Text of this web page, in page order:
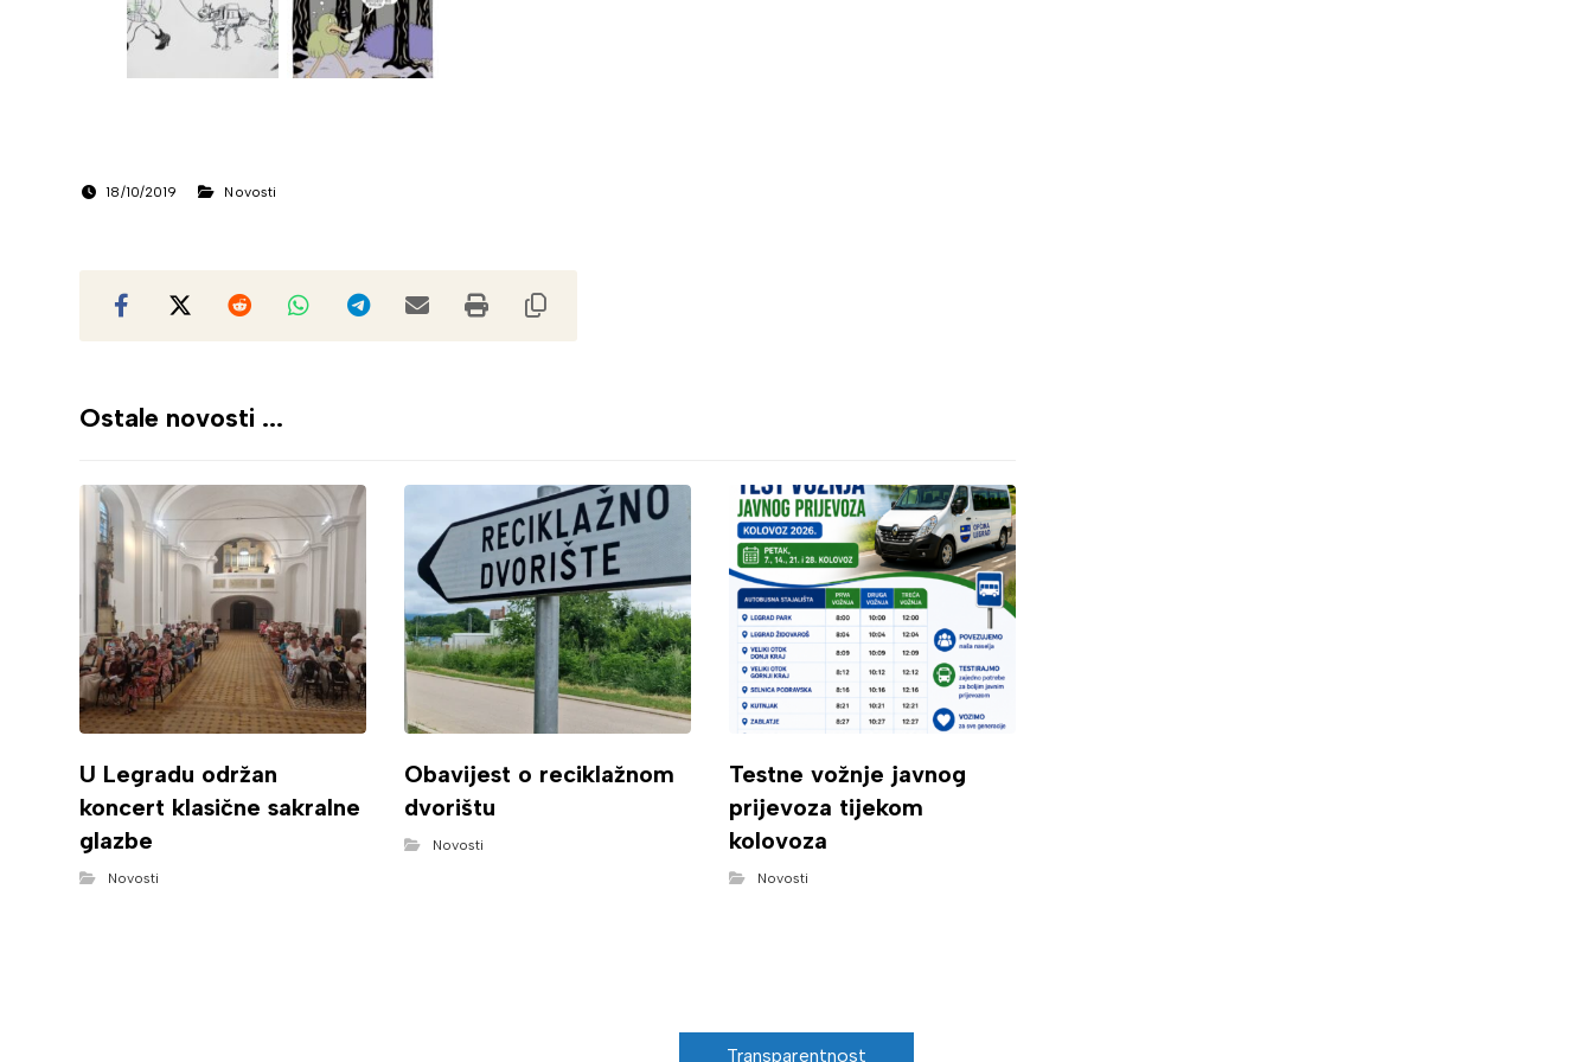
18/10/2019 Novosti
Ostale novosti ...
U Legradu održan
koncert klasične sakralne
glazbe
Novosti
Obavijest o reciklažnom
dvorištu
Novosti
Testne vožnje javnog
prijevoza tijekom
kolovoza
Novosti
Transparentnost